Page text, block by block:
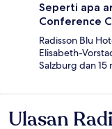
Seperti apa
Conference
Radisson Blu
Elisabeth-
Salzburg dan 15
Ulasan
Ulasan